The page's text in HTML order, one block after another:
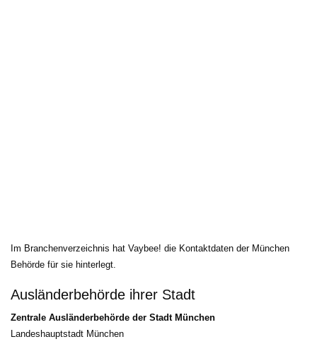
Im Branchenverzeichnis hat Vaybee! die Kontaktdaten der München
Behörde für sie hinterlegt.
Ausländerbehörde ihrer Stadt
Zentrale Ausländerbehörde der Stadt München
Landeshauptstadt München